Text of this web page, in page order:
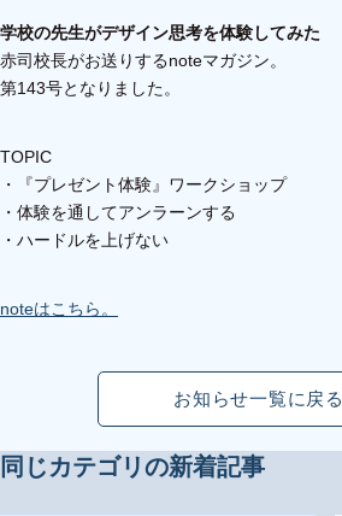
学校の先生がデザイン思考を体験してみた
赤司校長がお送りするnoteマガジン。
第143号となりました。
TOPIC
・『プレゼント体験』ワークショップ
・体験を通してアンラーンする
・ハードルを上げない
noteはこちら。
お知らせ一覧に戻る
同じカテゴリの新着記事